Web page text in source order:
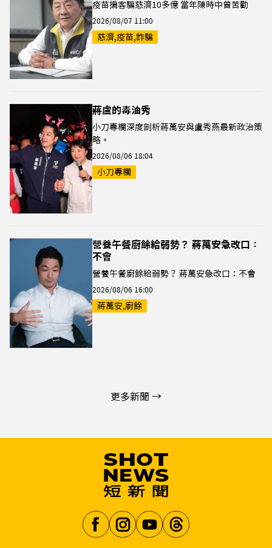
疫苗掮客騙慈濟10多億 當年陳時中曾苦勸
2026/08/07 11:00
慈濟,疫苗,詐騙
蔣盧的毒油秀
小刀專欄深度剖析蔣萬安與盧秀燕最新政治策
略。
2026/08/06 18:04
小刀專欄
營養午餐廚餘給弱勢？ 蔣萬安急改口：
不會
營養午餐廚餘給弱勢？ 蔣萬安急改口：不會
2026/08/06 16:00
蔣萬安,廚餘
更多新聞 →